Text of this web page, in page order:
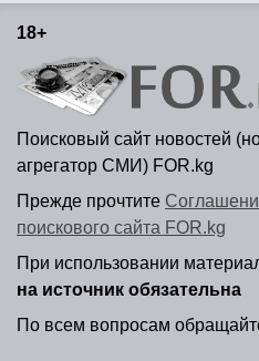
18+
Поисковый сайт новостей
агрегатор СМИ) FOR.kg
Прежде прочтите
поискового сайта FOR.kg
При использовании
на источник обязательна
По всем вопросам